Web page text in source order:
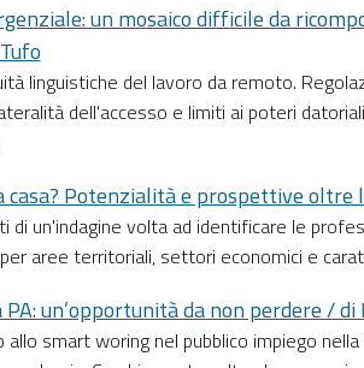
un mosaico difficile da
linguistiche del lavoro da remoto.
dell'accesso e limiti ai poteri
casa? Potenzialità e prospettive oltre
di un'indagine volta ad identificare le
aree territoriali, settori economici e
un’opportunità da non perdere /
allo smart woring nel pubblico impiego